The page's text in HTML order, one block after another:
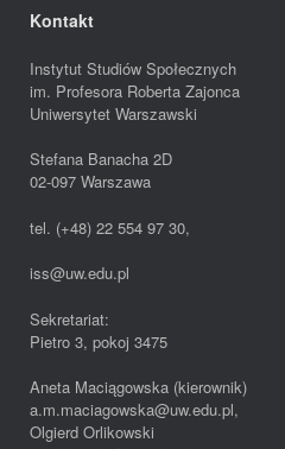
Kontakt
Instytut Studiów Społecznych
im. Profesora Roberta Zajonca
Uniwersytet Warszawski
Stefana Banacha 2D
02-097 Warszawa
tel. (+48) 22 554 97 30,
iss@uw.edu.pl
Sekretariat:
Pietro 3, pokoj 3475
Aneta Maciągowska (kierownik)
a.m.maciagowska@uw.edu.pl,
Olgierd Orlikowski